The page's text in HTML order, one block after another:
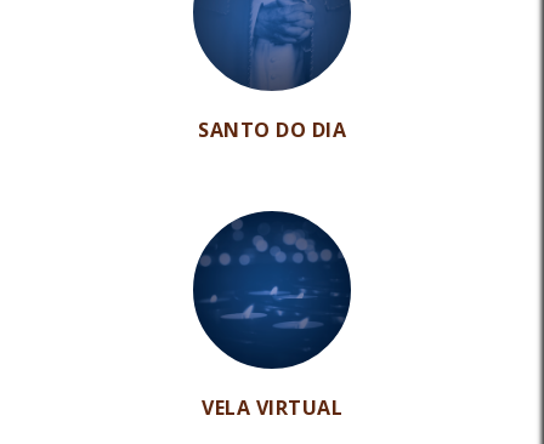
SANTO DO DIA
VELA VIRTUAL